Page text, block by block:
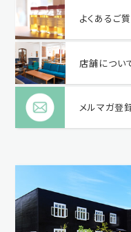
よくあるご
店舗につい
メルマガ登